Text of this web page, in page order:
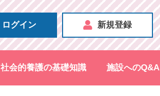
ログイン 新規登録
社会的養護の基礎知識 施設へのQ&A